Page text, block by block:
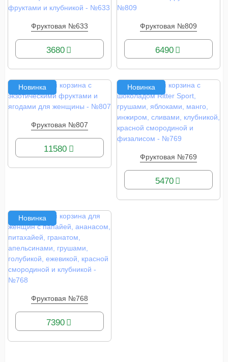
Фруктовая №633
КУПИТЬ
3680
Фруктовая №809
КУПИТЬ
6490
Новинка
Фруктовая №807
КУПИТЬ
11580
Новинка
Фруктовая №769
КУПИТЬ
5470
Новинка
Фруктовая №768
КУПИТЬ
7390